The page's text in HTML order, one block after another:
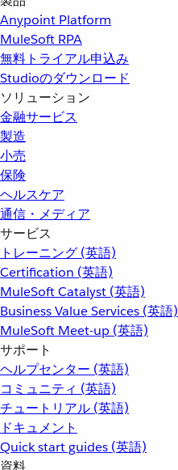
Anypoint Platform
MuleSoft RPA
無料トライアル申込み
Studioのダウンロード
ソリューション
金融サービス
製造
小売
保険
ヘルスケア
通信・メディア
サービス
トレーニング (英語)
Certification (英語)
MuleSoft Catalyst (英語)
Business Value Services (英語)
MuleSoft Meet-up (英語)
サポート
ヘルプセンター (英語)
コミュニティ (英語)
チュートリアル (英語)
ドキュメント
Quick start guides (英語)
資料